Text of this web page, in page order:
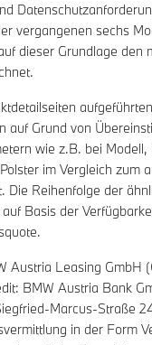
vergangenen sechs
dieser Grundlage den
auf Grund von
wie z.B. bei
im Vergleich zum
Die Reihenfolge der
Basis der
Austria Leasing GmbH
BMW Austria Bank
Marcus-Straße
in der Form